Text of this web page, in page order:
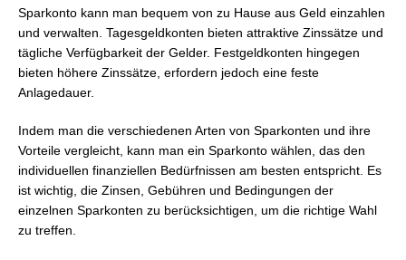
Sparkonto kann man bequem von zu Hause aus Geld einzahlen
und verwalten. Tagesgeldkonten bieten attraktive Zinssätze und
tägliche Verfügbarkeit der Gelder. Festgeldkonten hingegen
bieten höhere Zinssätze, erfordern jedoch eine feste
Anlagedauer.
Indem man die verschiedenen Arten von Sparkonten und ihre
Vorteile vergleicht, kann man ein Sparkonto wählen, das den
individuellen finanziellen Bedürfnissen am besten entspricht. Es
ist wichtig, die Zinsen, Gebühren und Bedingungen der
einzelnen Sparkonten zu berücksichtigen, um die richtige Wahl
zu treffen.